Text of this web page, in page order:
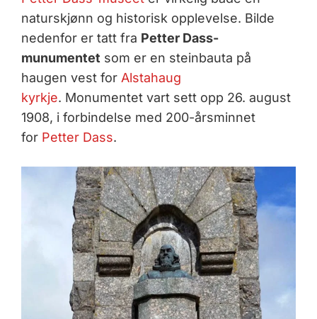
naturskjønn og historisk opplevelse. Bilde
nedenfor er tatt fra Petter Dass-
munumentet som er en steinbauta på
haugen vest for Alstahaug
kyrkje. Monumentet vart sett opp 26. august
1908, i forbindelse med 200-årsminnet
for Petter Dass.